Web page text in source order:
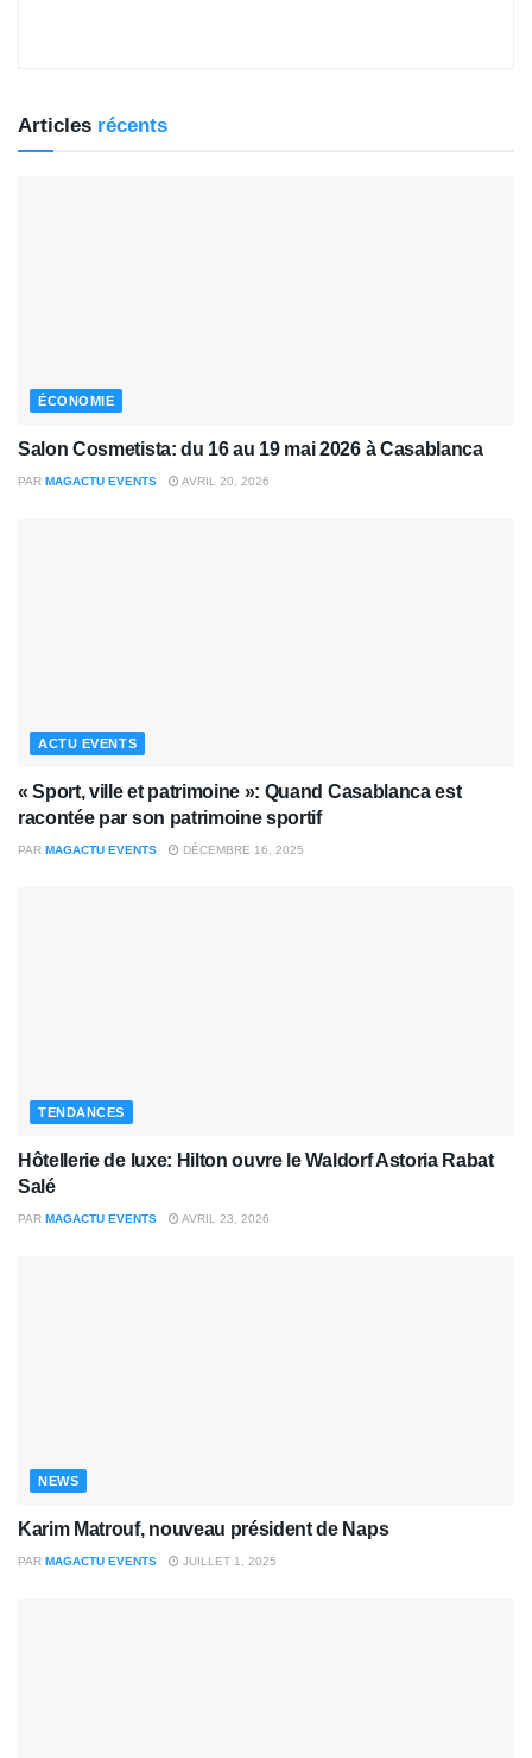
Articles récents
ÉCONOMIE
Salon Cosmetista: du 16 au 19 mai 2026 à Casablanca
PAR MAGACTU EVENTS AVRIL 20, 2026
ACTU EVENTS
« Sport, ville et patrimoine »: Quand Casablanca est
racontée par son patrimoine sportif
PAR MAGACTU EVENTS DÉCEMBRE 16, 2025
TENDANCES
Hôtellerie de luxe: Hilton ouvre le Waldorf Astoria Rabat
Salé
PAR MAGACTU EVENTS AVRIL 23, 2026
NEWS
Karim Matrouf, nouveau président de Naps
PAR MAGACTU EVENTS JUILLET 1, 2025